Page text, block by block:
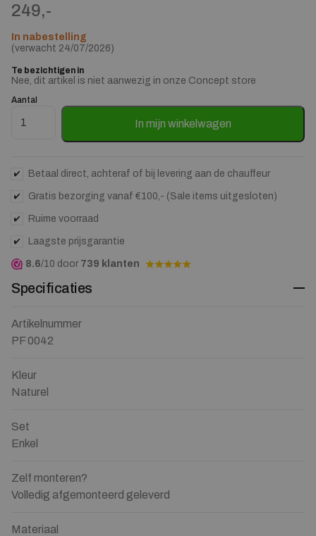
249,-
In nabestelling
(verwacht 24/07/2026)
Te bezichtigen in
Nee, dit artikel is niet aanwezig in onze Concept store
Aantal
Industriële Bijzettafel Venetië aantal
In mijn winkelwagen
Betaal direct, achteraf of bij levering aan de chauffeur
Gratis bezorging vanaf €100,- (Sale items uitgesloten)
Ruime voorraad
Laagste prijsgarantie
8.6/10 door 739 klanten
Specificaties
Artikelnummer
PF 0042
Kleur
Naturel
Set
Enkel
Zelf monteren?
Volledig afgemonteerd geleverd
Materiaal